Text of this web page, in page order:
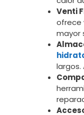
Venti
ofrece
mayor
largos.